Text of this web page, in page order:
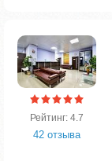
Рейтинг: 4.7
42 отзыва